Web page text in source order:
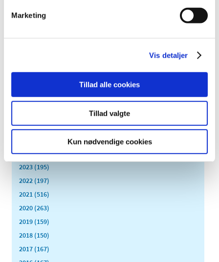
Marketing
Vis detaljer
Tillad alle cookies
Tillad valgte
Kun nødvendige cookies
Flere indberetter svigt ved medicinsk udstyr
|1. juli 2016|
Lægemiddelstyrelsens årsrapport for medicinsk udstyr
viser, at der kommer stadig flere indberetninger af fejl,
Alle (2506)
2026 (84)
2024 (224)
2023 (195)
2022 (197)
2021 (516)
2020 (263)
2019 (159)
2018 (150)
2017 (167)